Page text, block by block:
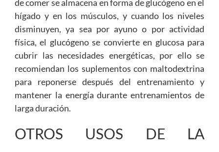
de comer se almacena en forma de glucógeno en el
hígado y en los músculos, y cuando los niveles
disminuyen, ya sea por ayuno o por actividad
física, el glucógeno se convierte en glucosa para
cubrir las necesidades energéticas, por ello se
recomiendan los suplementos con maltodextrina
para reponerse después del entrenamiento y
mantener la energía durante entrenamientos de
larga duración.
OTROS USOS DE LA